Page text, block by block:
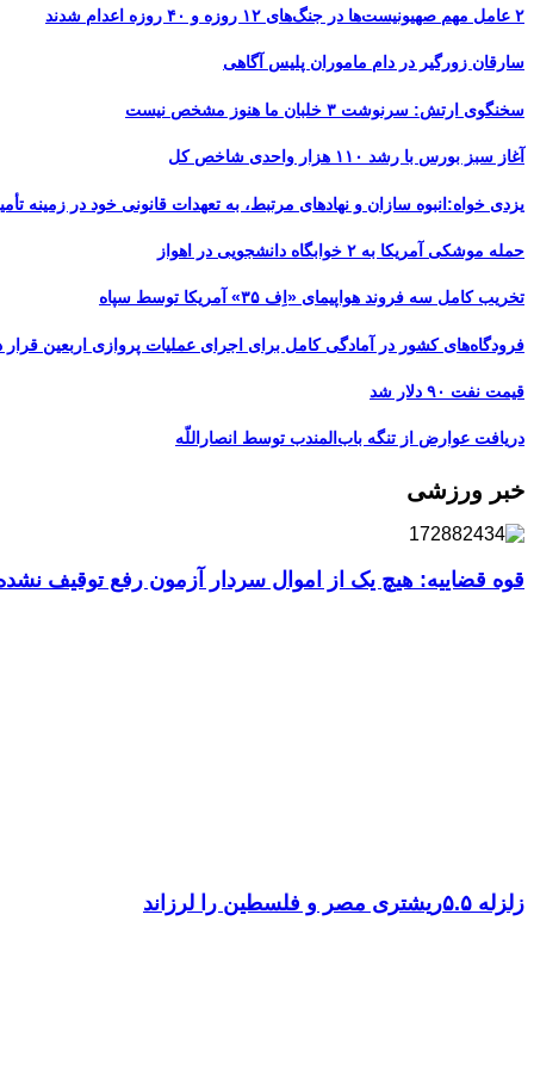
۲ عامل مهم صهیونیست‌ها در جنگ‌های ۱۲ روزه و ۴۰ روزه اعدام شدند
سارقان زورگیر در دام ماموران پلیس آگاهی
سخنگوی ارتش: سرنوشت ۳ خلبان ما هنوز مشخص نیست
آغاز سبز بورس با رشد ۱۱۰ هزار واحدی شاخص کل
یزدی خواه:انبوه سازان و نهادهای مرتبط، به تعهدات قانونی خود در زمینه
حمله موشکی آمریکا به ۲ خوابگاه دانشجویی در اهواز
تخریب کامل سه فروند هواپیمای «اِف ۳۵» آمریکا توسط سپاه
فرودگاه‌های کشور در آمادگی کامل برای اجرای عملیات پروازی اربعین قرار
قیمت نفت ۹۰ دلار شد
دریافت عوارض از تنگه باب‌المندب توسط انصاراللّه
خبر ورزشی
قوه قضاییه: هیچ یک از اموال سردار آزمون رفع توقیف
زلزله ۵.۵ریشتری مصر و فلسطین را لرزاند